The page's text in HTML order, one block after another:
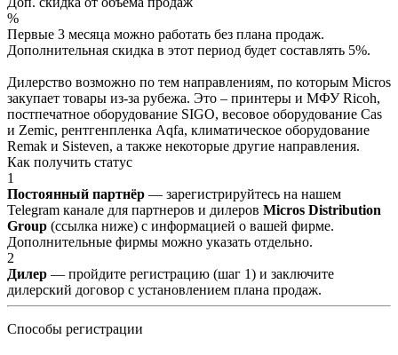
%
Первые 3 месяца можно работать без плана продаж.
Дополнительная скидка в этот период будет составлять 5%.
Дилерство возможно по тем направлениям, по которым Micros
закупает товары из-за рубежа. Это – принтеры и МФУ Ricoh,
постпечатное оборудование SIGO, весовое оборудование Cas
и Zemic, рентгенпленка Aqfa, климатическое оборудование
Remak и Sisteven, а также некоторые другие направления.
Как получить статус
1
Постоянный партнёр — зарегистрируйтесь на нашем
Telegram канале для партнеров и дилеров Micros Distribution
Group (ссылка ниже) с информацией о вашей фирме.
Дополнительные фирмы можно указать отдельно.
2
Дилер — пройдите регистрацию (шаг 1) и заключите
дилерский договор с установлением плана продаж.
Способы регистрации